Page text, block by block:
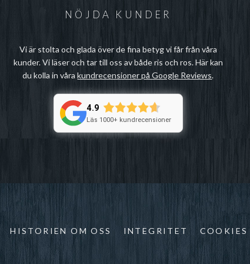
NÖJDA KUNDER
Vi är stolta och glada över de fina betyg vi får från våra
kunder. Vi läser och tar till oss av både ris och ros. Här kan
du kolla in vårakundrecensioner på Google Reviews.
4.9
Läs 1000+ kundrecensioner
HISTORIEN OM OSS INTEGRITET COOKIES